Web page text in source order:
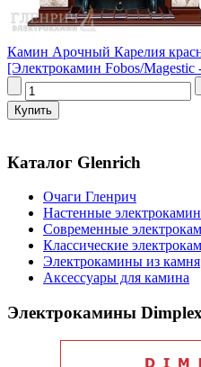
Камин Арочный Карелия
[Электрокамин Fobos/Magestic
Каталог Glenrich
Очаги Гленрич
Настенные
Современные
Классические
Электрокамины из камня
Аксессуары для камина
Электрокамины Dimplex